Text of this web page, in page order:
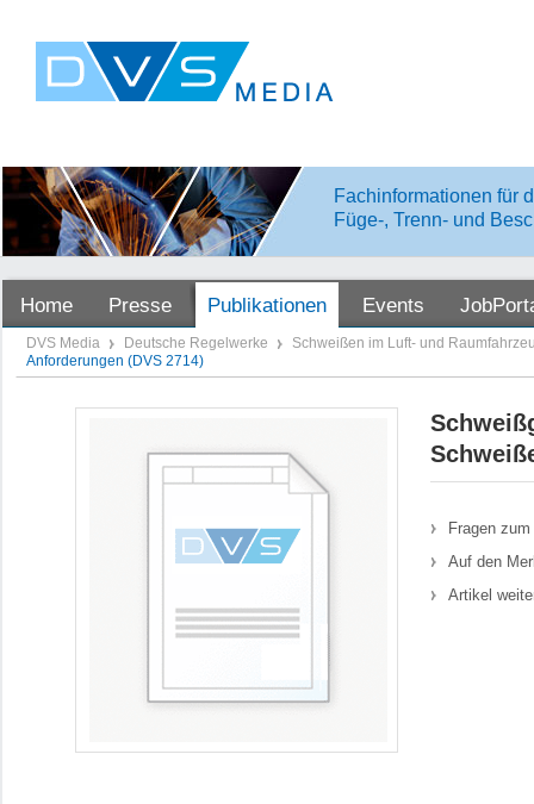
Fachinformationen für
Füge-, Trenn- und
Home Presse Publikationen Events
DVS Media Deutsche Regelwerke
Schweißen im Luft- und
Anforderungen (DVS 2714)
Fragen
Auf den
Artikel